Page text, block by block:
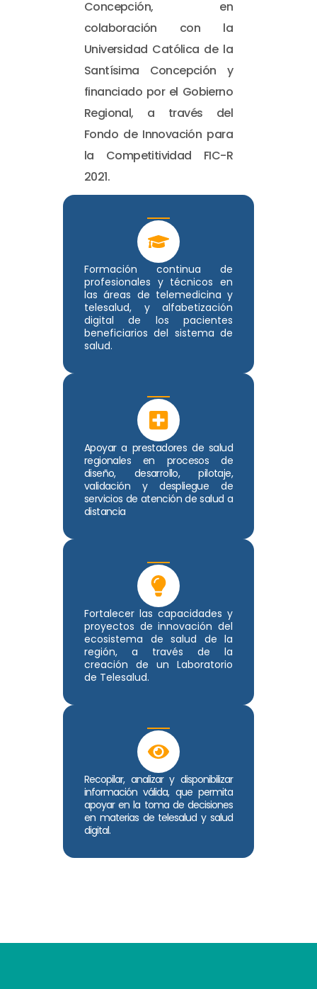
Formación continua de
profesionales y técnicos en
las áreas de telemedicina y
telesalud, y alfabetización
digital de los pacientes
beneficiarios del sistema de
salud.
Apoyar a prestadores de salud
regionales en procesos de
diseño, desarrollo, pilotaje,
validación y despliegue de
servicios de atención de salud a
distancia
Fortalecer las capacidades y
proyectos de innovación del
ecosistema de salud de la
región, a través de la
creación de un Laboratorio
de Telesalud.
Recopilar, analizar y disponibilizar
información válida, que permita
apoyar en la toma de decisiones
en materias de telesalud y salud
digital.
Concepción, en
colaboración con la
Universidad Católica de la
Santísima Concepción y
financiado por el Gobierno
Regional, a través del
Fondo de Innovación para
la Competitividad FIC-R
2021.